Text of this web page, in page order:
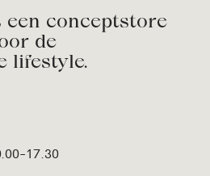
conceptstore
de
lifestyle.
17.30